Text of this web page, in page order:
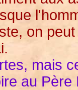
on
mais
au Père